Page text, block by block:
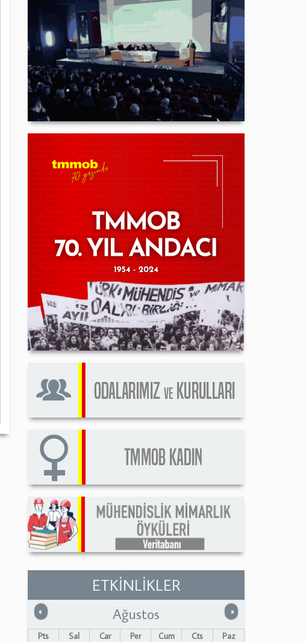
ETKİNLİKLER
« Önceki »Sonraki
Ağustos
Pts Sal Çar Per Cum Cts
Paz